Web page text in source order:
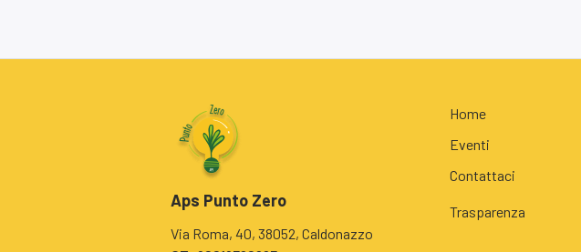
Aps Punto Zero
Via Roma, 40, 38052, Caldonazzo
Home
Eventi
Contattaci
Trasparenza